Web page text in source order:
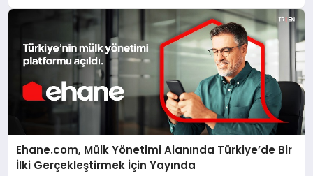
Ehane.com, Mülk Yönetimi Alanında Türkiye’de Bir
İlki Gerçekleştirmek İçin Yayında